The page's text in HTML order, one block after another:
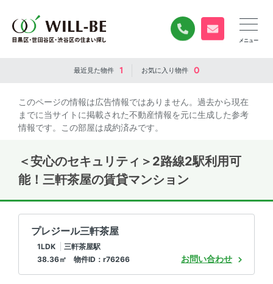
0120-840-834
無料お問い合
最近見た物件 1 お気に入り物件 0
このページの情報は広告情報ではありません。過去から現在
までに当サイトに掲載された不動産情報を元に生成した参考
情報です。この部屋は成約済みです。
＜安心のセキュリティ＞2路線2駅利用可
能！三軒茶屋の賃貸マンション
プレジール三軒茶屋
1LDK
三軒茶屋駅
38.36㎡ 物件ID：r76266
お問い合わせ